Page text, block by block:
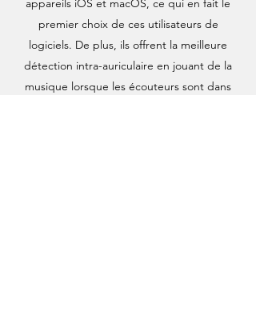
appareils iOS et macOS, ce qui en fait le
premier choix de ces utilisateurs de
logiciels. De plus, ils offrent la meilleure
détection intra-auriculaire en jouant de la
musique lorsque les écouteurs sont dans